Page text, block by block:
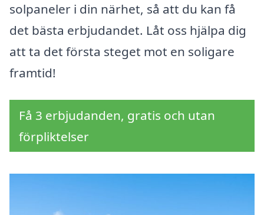
solpaneler i din närhet, så att du kan få
det bästa erbjudandet. Låt oss hjälpa dig
att ta det första steget mot en soligare
framtid!
Få 3 erbjudanden, gratis och utan
förpliktelser